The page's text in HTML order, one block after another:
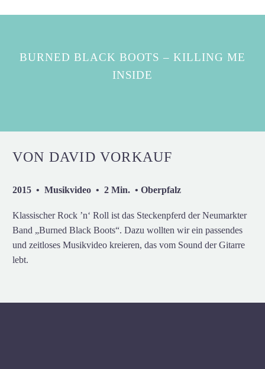
BURNED BLACK BOOTS – KILLING ME
INSIDE
VON DAVID VORKAUF
2015 • Musikvideo • 2 Min. • Oberpfalz
Klassischer Rock ’n‘ Roll ist das Steckenpferd der Neumarkter
Band „Burned Black Boots“. Dazu wollten wir ein passendes
und zeitloses Musikvideo kreieren, das vom Sound der Gitarre
lebt.